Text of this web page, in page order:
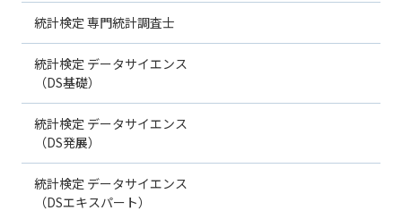
統計検定 専門統計調査士
統計検定 データサイエンス
（DS基礎）
統計検定 データサイエンス
（DS発展）
統計検定 データサイエンス
（DSエキスパート）